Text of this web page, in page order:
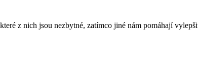
z nich jsou nezbytné, zatímco jiné nám pomáhají